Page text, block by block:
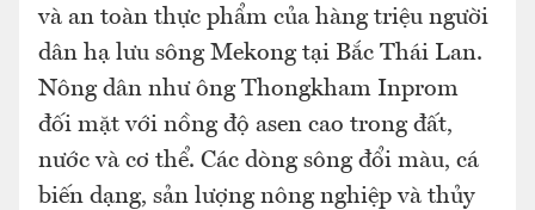
và an toàn thực phẩm của hàng triệu người
dân hạ lưu sông Mekong tại Bắc Thái Lan.
Nông dân như ông Thongkham Inprom
đối mặt với nồng độ asen cao trong đất,
nước và cơ thể. Các dòng sông đổi màu, cá
biến dạng, sản lượng nông nghiệp và thủy